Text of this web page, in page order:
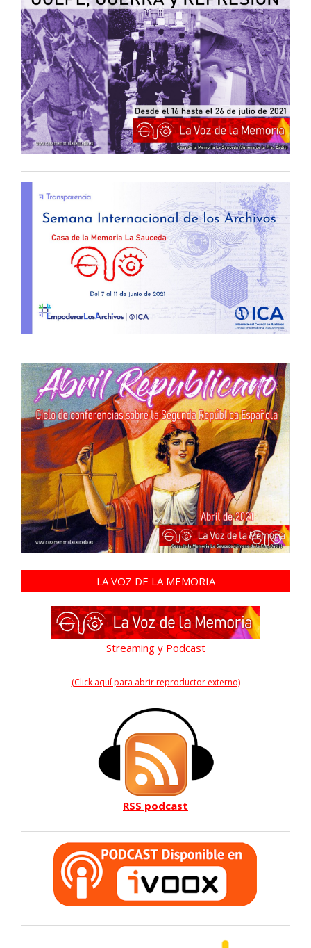
LA VOZ DE LA MEMORIA
Streaming y Podcast
(Click aquí para abrir reproductor externo)
RSS podcast